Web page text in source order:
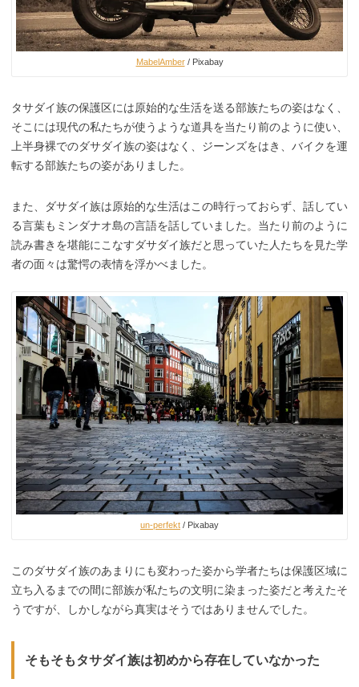
MabelAmber/ Pixabay
タサダイ族の保護区には原始的な生活を送る部族たちの姿はなく、
そこには現代の私たちが使うような道具を当たり前のように使い、
上半身裸でのダサダイ族の姿はなく、ジーンズをはき、バイクを運
転する部族たちの姿がありました。
また、ダサダイ族は原始的な生活はこの時行っておらず、話してい
る言葉もミンダナオ島の言語を話していました。当たり前のように
読み書きを堪能にこなすダサダイ族だと思っていた人たちを見た学
者の面々は驚愕の表情を浮かべました。
un-perfekt / Pixabay
このダサダイ族のあまりにも変わった姿から学者たちは保護区域に
立ち入るまでの間に部族が私たちの文明に染まった姿だと考えたそ
うですが、しかしながら真実はそうではありませんでした。
そもそもタサダイ族は初めから存在していなかった